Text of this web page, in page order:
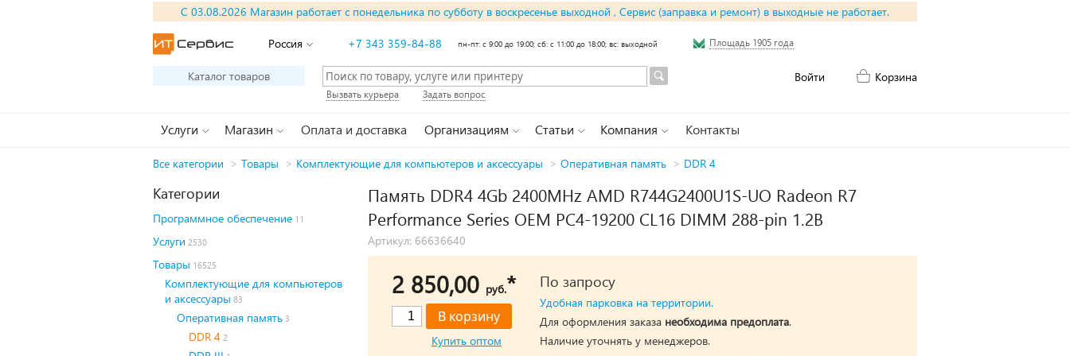
С 03.08.2026 Магазин работает с понедельника по субботу в воскресенье выходной , Сервис (заправка и ремонт) в выходные не работает.
Россия +7 343 359-84-88 пн-пт: с 9:00 до 19:00; сб: с 11:00 до 18:00; вс: выходной Площадь 1905 года
Каталог товаров Войти Корзина
Вызвать курьера Задать вопрос
Услуги Магазин Оплата и доставка Организациям Статьи Компания Контакты
Все категории > Товары > Комплектующие для компьютеров и аксессуары > Оперативная память > DDR 4
Категории
Программное обеспечение 11
Услуги 2530
Товары 16525
Комплектующие для компьютеров
и аксессуары 83
Оперативная память 3
DDR 4 2
Память DDR4 4Gb 2400MHz AMD R744G2400U1S-UO Radeon R7
Performance Series OEM PC4-19200 CL16 DIMM 288-pin 1.2В
Артикул: 66636640
2 850,00 руб.*
Купить оптом
По запросу
Удобная парковка на территории.
Для оформления заказа необходима предоплата.
Наличие уточнять у менеджеров.